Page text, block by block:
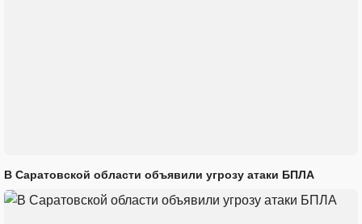
В Саратовской области объявили угрозу атаки БПЛА